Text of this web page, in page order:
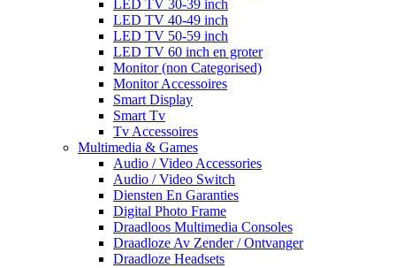
LED TV 30-39 inch
LED TV 40-49 inch
LED TV 50-59 inch
LED TV 60 inch en groter
Monitor (non Categorised)
Monitor Accessoires
Smart Display
Smart Tv
Tv Accessoires
Multimedia & Games
Audio / Video Accessories
Audio / Video Switch
Diensten En Garanties
Digital Photo Frame
Draadloos Multimedia Consoles
Draadloze Av Zender / Ontvanger
Draadloze Headsets